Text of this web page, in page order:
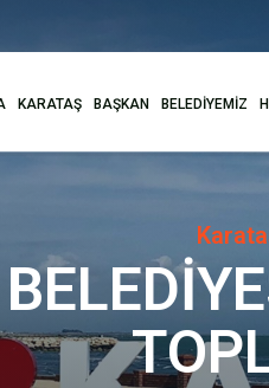
KARATAŞ BAŞKAN BELEDİYEMİZ